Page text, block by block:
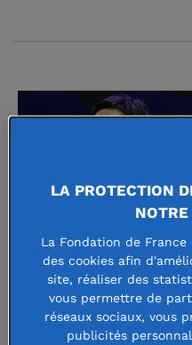
, déléguée
générale de la
France Méditerranée
d’accompagner
d’agir partout
LA PROTECTION
La Fondation de
des cookies afin
site, réaliser des
vous permettre de
réseaux sociaux, vous
publicités